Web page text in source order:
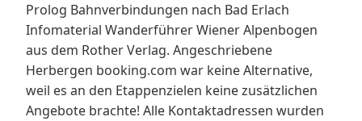
Prolog Bahnverbindungen nach Bad Erlach
Infomaterial Wanderführer Wiener Alpenbogen
aus dem Rother Verlag. Angeschriebene
Herbergen booking.com war keine Alternative,
weil es an den Etappenzielen keine zusätzlichen
Angebote brachte! Alle Kontaktadressen wurden